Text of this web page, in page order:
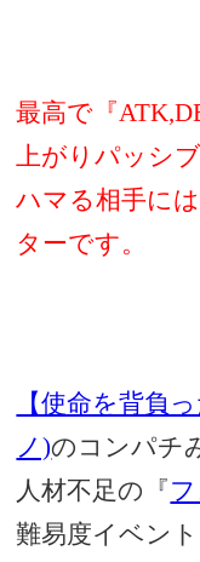
最高で『
上がりパッシ
ハマる相手に
ターです。
【使命を背負
ノ)のコンパチ
人材不足の『
難易度イベン